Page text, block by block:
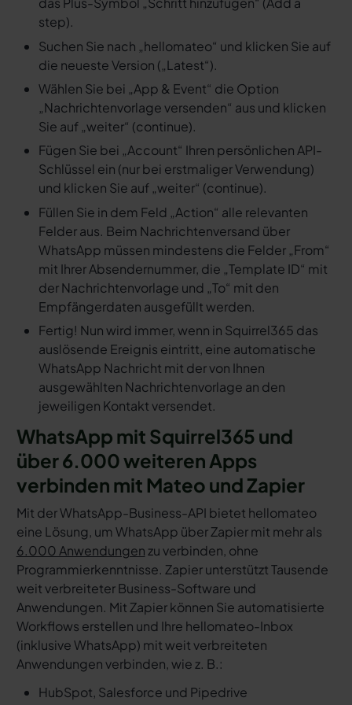
step).
Suchen Sie nach „hellomateo“ und klicken Sie auf
die neueste Version („Latest“).
Wählen Sie bei „App & Event“ die Option
„Nachrichtenvorlage versenden“ aus und klicken
Sie auf „weiter“ (continue).
Fügen Sie bei „Account“ Ihren persönlichen API-
Schlüssel ein (nur bei erstmaliger Verwendung)
und klicken Sie auf „weiter“ (continue).
Füllen Sie in dem Feld „Action“ alle relevanten
Felder aus. Beim Nachrichtenversand über
WhatsApp müssen mindestens die Felder „From“
mit Ihrer Absendernummer, die „Template ID“ mit
der Nachrichtenvorlage und „To“ mit den
Empfängerdaten ausgefüllt werden.
Fertig! Nun wird immer, wenn in Squirrel365 das
auslösende Ereignis eintritt, eine automatische
WhatsApp Nachricht mit der von Ihnen
ausgewählten Nachrichtenvorlage an den
jeweiligen Kontakt versendet.
WhatsApp mit Squirrel365 und
über 6.000 weiteren Apps
verbinden mit Mateo und Zapier
Mit der WhatsApp-Business-API bietet hellomateo
eine Lösung, um WhatsApp über Zapier mit mehr als
6.000 Anwendungenzu verbinden, ohne
Programmierkenntnisse. Zapier unterstützt Tausende
weit verbreiteter Business-Software und
Anwendungen. Mit Zapier können Sie automatisierte
Workflows erstellen und Ihre hellomateo-Inbox
(inklusive WhatsApp) mit weit verbreiteten
Anwendungen verbinden, wie z. B.:
HubSpot, Salesforce und Pipedrive